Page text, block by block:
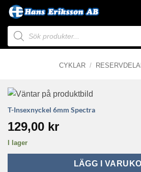
Skip
content
Produktsökning
CYKLAR /
T-Insexnyckel 6mm Spectra
129,00 kr
I lager
LÄGG I